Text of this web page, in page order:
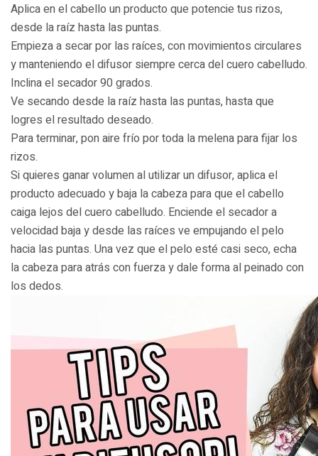
Aplica en el cabello un producto que potencie tus rizos,
desde la raíz hasta las puntas.
Empieza a secar por las raíces, con movimientos circulares
y manteniendo el difusor siempre cerca del cuero cabelludo.
Inclina el secador 90 grados.
Ve secando desde la raíz hasta las puntas, hasta que
logres el resultado deseado.
Para terminar, pon aire frío por toda la melena para fijar los
rizos.
Si quieres ganar volumen al utilizar un difusor, aplica el
producto adecuado y baja la cabeza para que el cabello
caiga lejos del cuero cabelludo. Enciende el secador a
velocidad baja y desde las raíces ve empujando el pelo
hacia las puntas. Una vez que el pelo esté casi seco, echa
la cabeza para atrás con fuerza y dale forma al peinado con
los dedos.